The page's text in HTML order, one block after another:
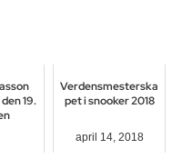
19.
Verdensmesterska
pet i snooker 2018
april 14, 2018